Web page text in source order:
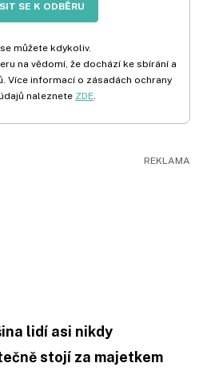
SE K ODBĚRU
můžete kdykoliv.
na vědomí, že dochází ke sbírání a
Více informací o zásadách ochrany
naleznete ZDE.
lidí asi nikdy
stojí za majetkem